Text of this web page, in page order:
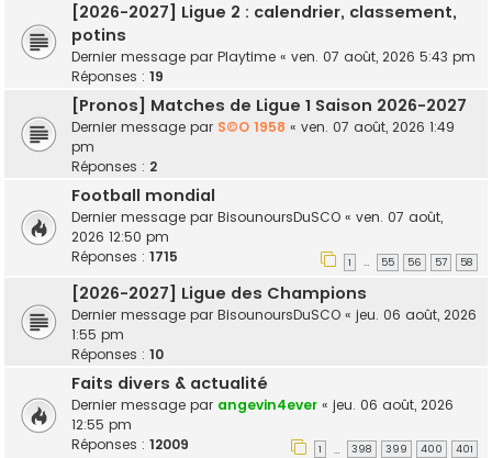
[2026-2027] Ligue 2 : calendrier, classement,
potins
Dernier message par Playtime « ven. 07 août, 2026 5:43 pm
Réponses : 19
[Pronos] Matches de Ligue 1 Saison 2026-2027
Dernier message par S©O 1958 « ven. 07 août, 2026 1:49
pm
Réponses : 2
Football mondial
Dernier message par BisounoursDuSCO « ven. 07 août,
2026 12:50 pm
Réponses : 1715 1 … 55 56 57 58
[2026-2027] Ligue des Champions
Dernier message par BisounoursDuSCO « jeu. 06 août, 2026
1:55 pm
Réponses : 10
Faits divers & actualité
Dernier message par angevin4ever « jeu. 06 août, 2026
12:55 pm
Réponses : 12009 1 … 398 399 400 401